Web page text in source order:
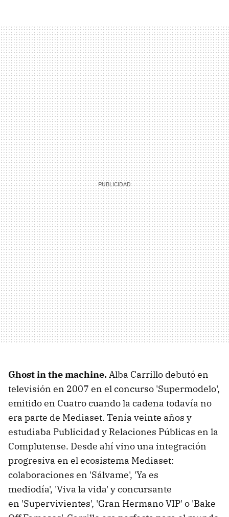
Ghost in the machine.Alba Carrillo debutó en
televisión en 2007 en el concurso 'Supermodelo',
emitido en Cuatro cuando la cadena todavía no
era parte de Mediaset. Tenía veinte años y
estudiaba Publicidad y Relaciones Públicas en la
Complutense. Desde ahí vino una integración
progresiva en el ecosistema Mediaset:
colaboraciones en 'Sálvame', 'Ya es
mediodía', 'Viva la vida' y concursante
en 'Supervivientes', 'Gran Hermano VIP' o 'Bake